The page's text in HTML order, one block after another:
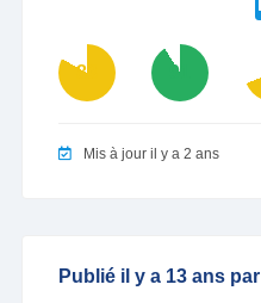
83 91
Mis à jour il y a 2 ans
Publié il y a 13 ans par